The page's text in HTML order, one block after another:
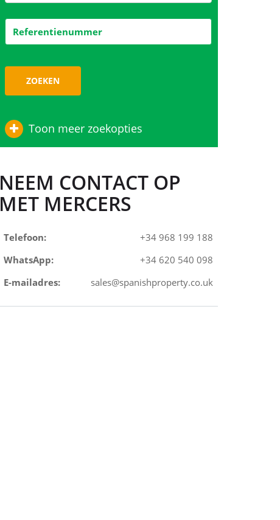
ZOEKEN
Toon meer zoekopties
NEEM CONTACT OP
MET MERCERS
Telefoon:
+34 968 199 188
WhatsApp:
+34 620 540 098
E-mailadres:
sales@spanishproperty.co.uk